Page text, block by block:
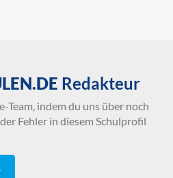
Redakteur
Team, indem du uns über noch
Fehler in diesem Schulprofil